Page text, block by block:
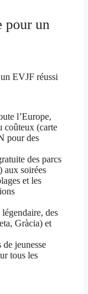
pour un
EVJF réussi
l’Europe,
coûteux (carte
pour des
des parcs
aux soirées
et les
des
Gràcia) et
de jeunesse
tous les